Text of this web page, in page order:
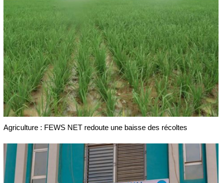
Agriculture : FEWS NET redoute une baisse des récoltes